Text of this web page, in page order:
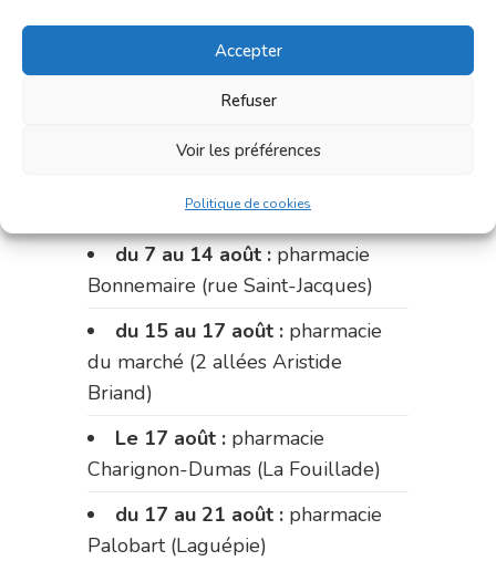
Accepter
Refuser
Voir les préférences
Politique de cookies
du marché (2 allées Aristide
du 31 juillet au 3 août :
Charignon-Dumas (La Fouillade)
du 7 au 14 août :pharmacie
Bonnemaire (rue Saint-Jacques)
du 15 au 17 août : pharmacie
du marché (2 allées Aristide
Briand)
Le 17 août : pharmacie
Charignon-Dumas (La Fouillade)
du 17 au 21 août : pharmacie
Palobart (Laguépie)